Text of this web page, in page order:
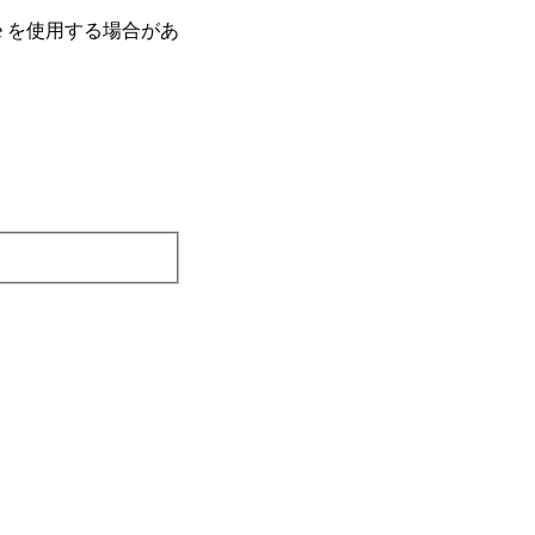
使⽤する場合があ